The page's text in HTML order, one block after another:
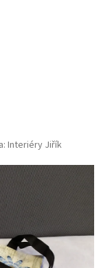
Interiéry Jiřík